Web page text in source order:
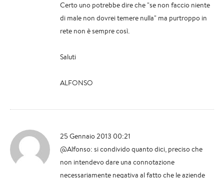
Certo uno potrebbe dire che "se non faccio niente
di male non dovrei temere nulla" ma purtroppo in
rete non è sempre così.
Saluti
ALFONSO
25 Gennaio 2013 00:21
@Alfonso: si condivido quanto dici, preciso che
non intendevo dare una connotazione
necessariamente negativa al fatto che le aziende